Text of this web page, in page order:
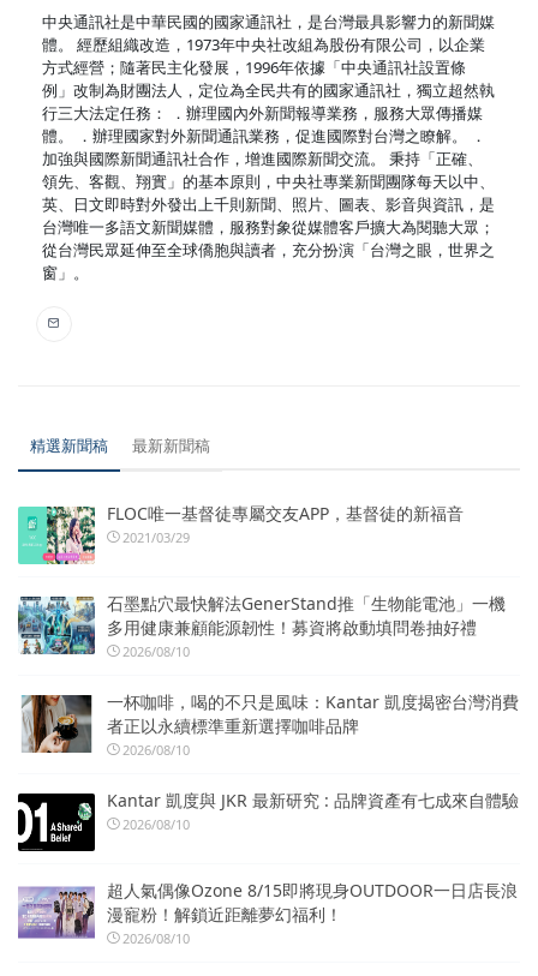
中央通訊社是中華民國的國家通訊社，是台灣最具影響力的新聞媒
體。 經歷組織改造，1973年中央社改組為股份有限公司，以企業
方式經營；隨著民主化發展，1996年依據「中央通訊社設置條
例」改制為財團法人，定位為全民共有的國家通訊社，獨立超然執
行三大法定任務： ．辦理國內外新聞報導業務，服務大眾傳播媒
體。 ．辦理國家對外新聞通訊業務，促進國際對台灣之瞭解。 ．
加強與國際新聞通訊社合作，增進國際新聞交流。 秉持「正確、
領先、客觀、翔實」的基本原則，中央社專業新聞團隊每天以中、
英、日文即時對外發出上千則新聞、照片、圖表、影音與資訊，是
台灣唯一多語文新聞媒體，服務對象從媒體客戶擴大為閱聽大眾；
從台灣民眾延伸至全球僑胞與讀者，充分扮演「台灣之眼，世界之
窗」。
精選新聞稿 最新新聞稿
FLOC唯一基督徒專屬交友APP，基督徒的新福音
2021/03/29
石墨點穴最快解法GenerStand推「生物能電池」一機
多用健康兼顧能源韌性！募資將啟動填問卷抽好禮
2026/08/10
一杯咖啡，喝的不只是風味：Kantar 凱度揭密台灣消費
者正以永續標準重新選擇咖啡品牌
2026/08/10
Kantar 凱度與 JKR 最新研究 : 品牌資產有七成來自體驗
2026/08/10
超人氣偶像Ozone 8/15即將現身OUTDOOR一日店長浪
漫寵粉！解鎖近距離夢幻福利！
2026/08/10